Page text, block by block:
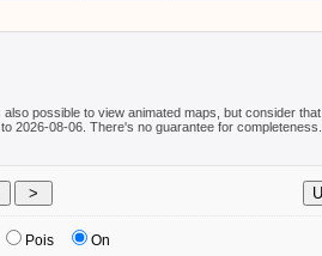
possible to view animated maps, but consider that
2026-08-06. There's no guarantee for completeness.
Pois On